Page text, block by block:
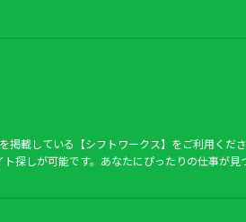
載している【シフトワークス】をご利用くだ
探しが可能です。あなたにぴったりの仕事が見